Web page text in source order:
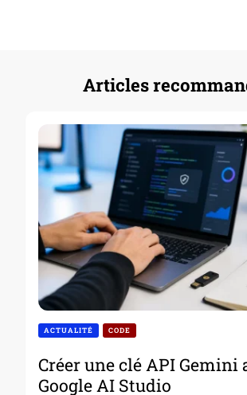
Articles
ACTUALITÉ CODE
Créer une clé API Gemini
Google AI Studio